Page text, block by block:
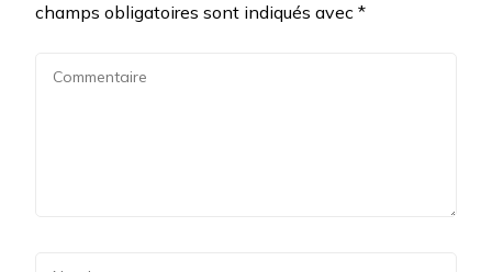
champs obligatoires sont indiqués avec *